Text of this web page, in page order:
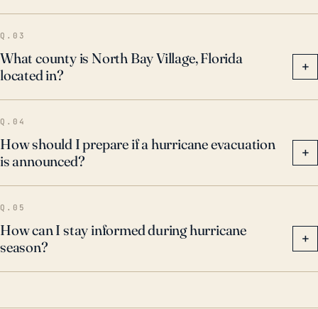
climático y el aumento del nivel del mar deben
reforzar los esfuerzos de preparación para tormentas
para North Bay Village, dada la frecuencia e
intensidad crecientes de estos eventos climáticos
extremos.
Q.03
What county is North Bay Village, Florida
located in?
+
Q.04
How should I prepare if a hurricane evacuation
is announced?
+
Q.05
How can I stay informed during hurricane
season?
+